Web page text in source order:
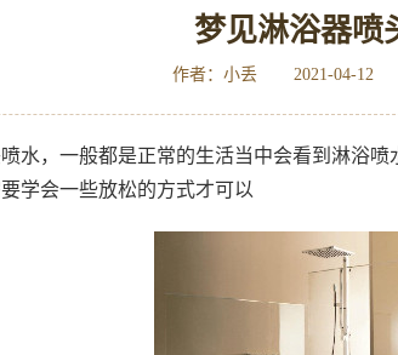
梦见淋浴器喷
作者：小丢 2021-04-12
水，一般都是正常的生活当中会看到淋浴
学会一些放松的方式才可以